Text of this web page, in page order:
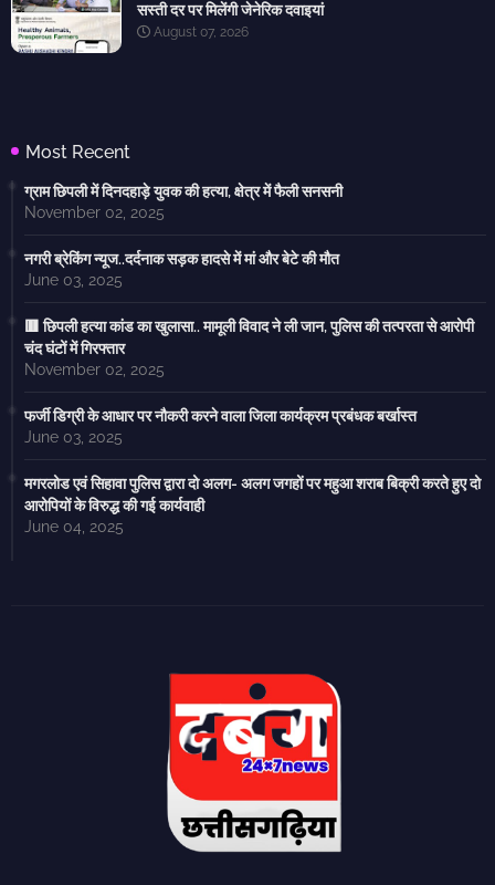
सस्ती दर पर मिलेंगी जेनेरिक दवाइयां
August 07, 2026
Most Recent
ग्राम छिपली में दिनदहाड़े युवक की हत्या, क्षेत्र में फैली सनसनी
November 02, 2025
नगरी ब्रेकिंग न्यूज..दर्दनाक सड़क हादसे में मां और बेटे की मौत
June 03, 2025
🟥 छिपली हत्या कांड का खुलासा.. मामूली विवाद ने ली जान, पुलिस की तत्परता से आरोपी
चंद घंटों में गिरफ्तार
November 02, 2025
फर्जी डिग्री के आधार पर नौकरी करने वाला जिला कार्यक्रम प्रबंधक बर्खास्त
June 03, 2025
मगरलोड एवं सिहावा पुलिस द्वारा दो अलग- अलग जगहों पर महुआ शराब बिक्री करते हुए दो
आरोपियों के विरुद्ध की गई कार्यवाही
June 04, 2025